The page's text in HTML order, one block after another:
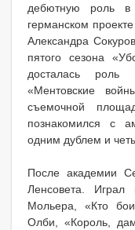
дебютную роль
германском
Александра
пятого сезона
досталась
«Ментовские
съемочной
познакомился с
одним дублем и
После академии
Ленсовета.
Мольера, «Кто
Олби, «Король,